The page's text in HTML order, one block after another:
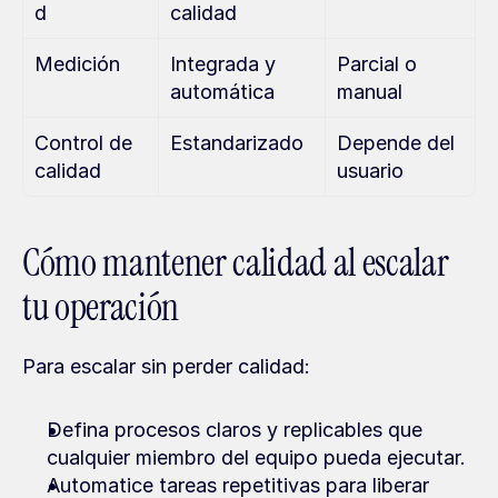
d
calidad
Medición
Integrada y
automática
Parcial o
manual
Control de
calidad
Estandarizado
Depende del
usuario
Cómo mantener calidad al escalar
tu operación
Para escalar sin perder calidad:
Defina procesos claros y replicables que
cualquier miembro del equipo pueda ejecutar.
Automatice tareas repetitivas para liberar